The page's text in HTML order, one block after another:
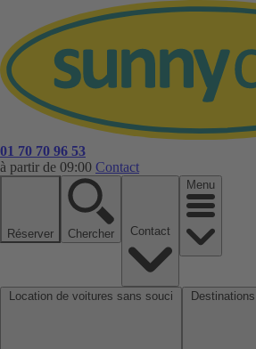
01 70 70 96 53
à partir de 09:00 Contact
Réserver Chercher
Menu